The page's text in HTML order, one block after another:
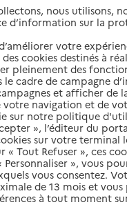
recherche aux favoris
: 3
: 2
Saint-Aubin : 2
nous utilisons,
d’information sur la
votre
cookies destinés à
pleinement des
le cadre de campagne
et afficher de
votre navigation et de
sur notre politique
», l’éditeur du
sur votre terminal
« Tout Refuser », ces
Personnaliser », vous
vous consentez.
de 13 mois et
à tout moment